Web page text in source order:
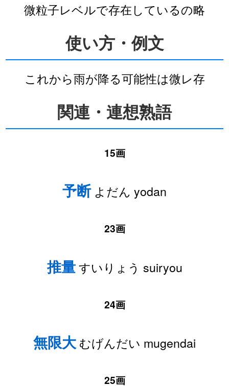
微粒子レベルで存在しているの略
使い方・例文
これから雨が降る可能性は微レ存
関連・連想熟語
15画
予断よだん yodan
23画
推量すいりょう suiryou
24画
無限大 むげんだい mugendai
25画